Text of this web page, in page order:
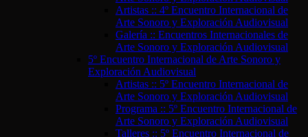
Artistas :: 4º Encuentro Internacional de
Arte Sonoro y Exploración Audiovisual
Galería :: Encuentros Internacionales de
Arte Sonoro y Exploración Audiovisual
5º Encuentro Internacional de Arte Sonoro y
Exploración Audiovisual
Artistas :: 5º Encuentro Internacional de
Arte Sonoro y Exploración Audiovisual
Programa :: 5º Encuentro Internacional de
Arte Sonoro y Exploración Audiovisual
Talleres :: 5º Encuentro Internacional de